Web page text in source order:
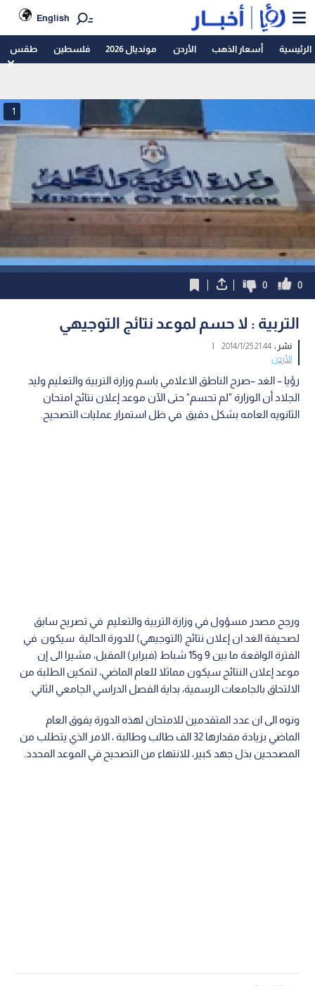
English
الرئيسية أسعار الذهب الأردن مونديال 2026 فلسطين طقس
1
0
0
التربية : لا حسم لموعد نتائج التوجيهي
نشر :21:44 2014/1/25
|
الأردن
رؤيا – الغد –صرح الناطق الاعلامي باسم وزارة التربية والتعليم وليد
الجلاد أن الوزارة "لم تحسم" حتى الآن موعد إعلان نتائج امتحان
الثانويه العامه بشكل دقيق في ظل استمرار عمليات التصحيح.
ورجح مصدر مسؤول في وزارة التربية والتعليم في تصريح سابق
لصحيفة الغد ان إعلان نتائج (التوجيهي) للدورة الحالية سيكون في
الفترة الواقعة ما بين 9 و15 شباط (فبراير) المقبل، مشيرا الى إن
موعد إعلان النتائج سيكون مماثلا للعام الماضي، لتمكين الطلبة من
الالتحاق بالجامعات الرسمية، بداية الفصل الدراسي الجامعي الثاني.
ونوه الى ان عدد المتقدمين للامتحان لهذه الدورة يفوق العام
الماضي بزيادة مقدارها 32 الف طالب وطالبة ، الامر الذي يتطلب من
المصححين بذل جهد كبير، للانتهاء من التصحيح في الموعد المحدد.